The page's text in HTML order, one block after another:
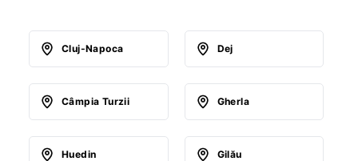
Cluj-Napoca Dej
Câmpia Turzii Gherla
Huedin Gilău